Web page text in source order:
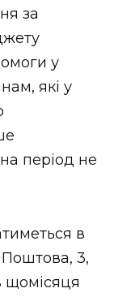
за
у
які у
період не
в
Поштова, 3,
щомісяця